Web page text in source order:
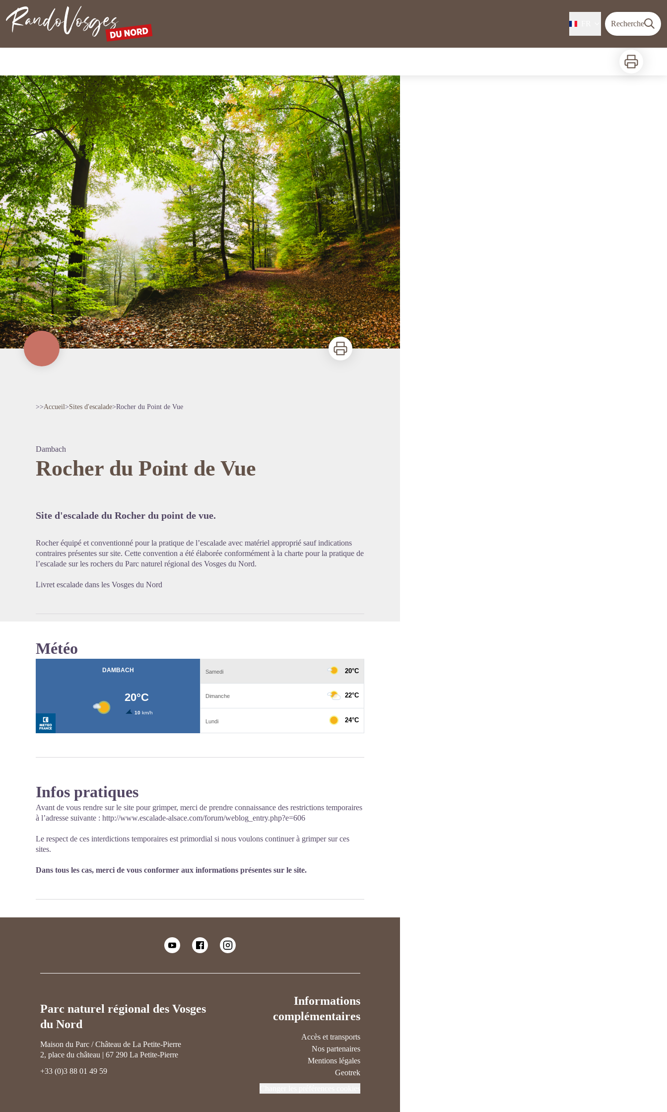
Rando Vosges du Nord Recherche
Imprimer
Imprimer
>>Accueil>Sites d'escalade>Rocher du Point de Vue
Dambach
Rocher du Point de Vue
Site d'escalade du Rocher du point de vue.
Rocher équipé et conventionné pour la pratique de l’escalade avec matériel approprié sauf indications
contraires présentes sur site. Cette convention a été élaborée conformément à la charte pour la pratique de
l’escalade sur les rochers du Parc naturel régional des Vosges du Nord.
Livret escalade dans les Vosges du Nord
Météo
Infos pratiques
Avant de vous rendre sur le site pour grimper, merci de prendre connaissance des restrictions temporaires
à l’adresse suivante : http://www.escalade-alsace.com/forum/weblog_entry.php?e=606
Le respect de ces interdictions temporaires est primordial si nous voulons continuer à grimper sur ces
sites.
Dans tous les cas, merci de vous conformer aux informations présentes sur le site.
Parc naturel régional des Vosges
du Nord
Maison du Parc / Château de La Petite-Pierre
2, place du château | 67 290 La Petite-Pierre
+33 (0)3 88 01 49 59
Informations
complémentaires
Accès et transports
Nos partenaires
Mentions légales
Geotrek